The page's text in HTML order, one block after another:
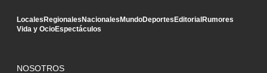
LocalesRegionalesNacionalesMundoDeportesEditorialRumores
Vida y OcioEspectáculos
NOSOTROS